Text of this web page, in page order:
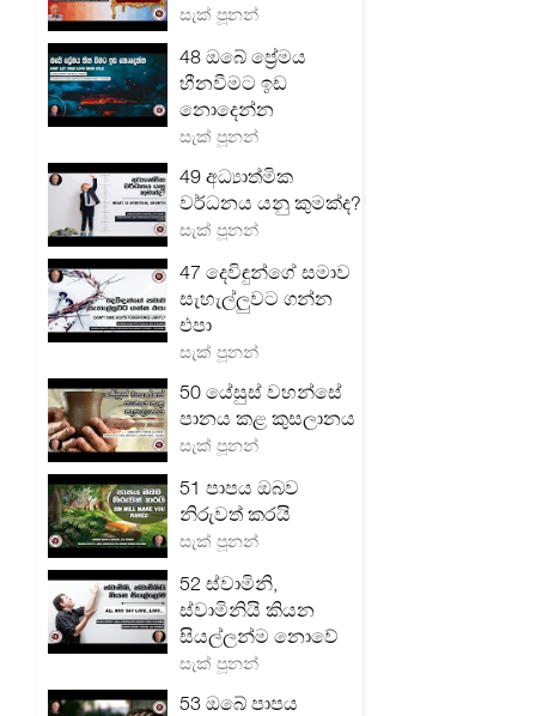
සැක් පූනන්
48 ඔබේ ප්‍රේමය
හීනවීමට ඉඩ
නොදෙන්න
සැක් පූනන්
49 අධ්‍යාත්මික
වර්ධනය යනු කුමක්ද?
සැක් පූනන්
47 දෙවිඳුන්ගේ සමාව
සැහැල්ලුවට ගන්න
එපා
සැක් පූනන්
50 යේසුස් වහන්සේ
පානය කළ කුසලානය
සැක් පූනන්
51 පාපය ඔබව
නිරුවත් කරයි
සැක් පූනන්
52 ස්වාමිනි,
ස්වාමිනියි කියන
සියල්ලන්ම නොවේ
සැක් පූනන්
53 ඔබේ පාපය